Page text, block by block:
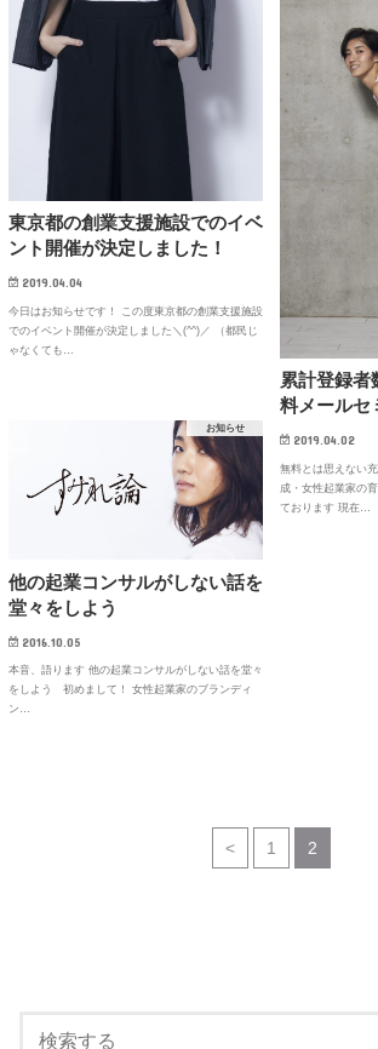
東京都の創業支援施設でのイベ
ント開催が決定しました！
2019.04.04
今日はお知らせです！ この度東京都の創業支援施設
でのイベント開催が決定しました＼(^^)／ （都民じ
ゃなくても…
累計登録
料メールセ
2019.04.02
無料とは思えない
成・女性起業家の
ております 現在…
お知らせ
他の起業コンサルがしない話を
堂々をしよう
2016.10.05
本音、語ります 他の起業コンサルがしない話を堂々
をしよう 初めまして！ 女性起業家のブランディ
ン…
< 1 2